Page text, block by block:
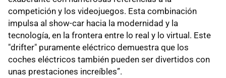
competición y los videojuegos. Esta combinación
impulsa al show-car hacia la modernidad y la
tecnología, en la frontera entre lo real y lo virtual. Este
"drifter" puramente eléctrico demuestra que los
coches eléctricos también pueden ser divertidos con
unas prestaciones increíbles”.